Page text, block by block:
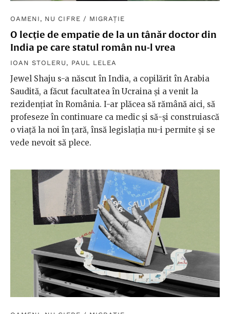
OAMENI, NU CIFRE / MIGRAȚIE
O lecție de empatie de la un tânăr doctor din
India pe care statul român nu-l vrea
IOAN STOLERU , PAUL LELEA
Jewel Shaju s-a născut în India, a copilărit în Arabia
Saudită, a făcut facultatea în Ucraina și a venit la
rezidențiat în România. I-ar plăcea să rămână aici, să
profeseze în continuare ca medic și să-și construiască
o viață la noi în țară, însă legislația nu-i permite și se
vede nevoit să plece.